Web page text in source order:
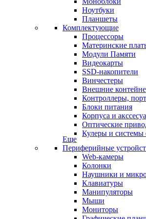
Ноутбуки
Планшеты
Комплектующие
Процессоры
Материнские
Модули Памяти
Видеокарты
SSD-накопители
Винчестеры
Внешние
Контроллеры,
Блоки питания
Корпуса и
Оптические
Кулеры и системы
Еще
Периферийные
Web-камеры
Колонки
Наушники и
Клавиатуры
Манипуляторы
Мыши
Мониторы